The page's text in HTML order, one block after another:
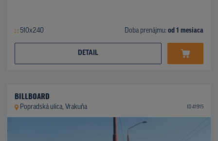
510x240 Doba prenájmu: od 1 mesiaca
DETAIL
BILLBOARD
Popradská ulica, Vrakuňa ID 41915